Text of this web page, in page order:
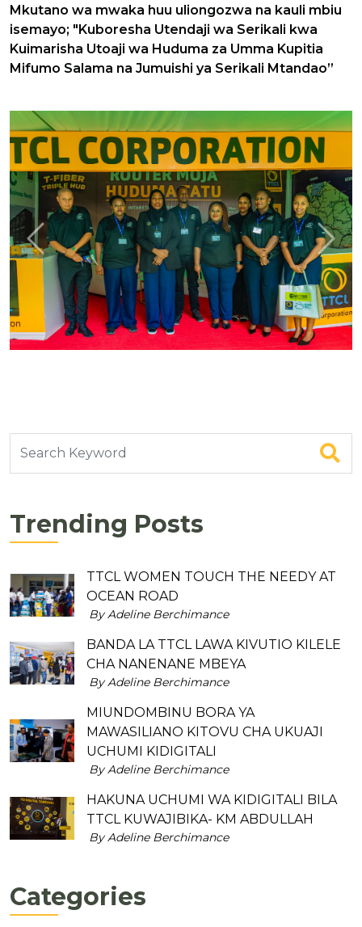
Mkutano wa mwaka huu uliongozwa na kauli mbiu
isemayo; "Kuboresha Utendaji wa Serikali kwa
Kuimarisha Utoaji wa Huduma za Umma Kupitia
Mifumo Salama na Jumuishi ya Serikali Mtandao”
Previous Next
Trending Posts
TTCL WOMEN TOUCH THE NEEDY AT
OCEAN ROAD
By Adeline Berchimance
BANDA LA TTCL LAWA KIVUTIO KILELE
CHA NANENANE MBEYA
By Adeline Berchimance
MIUNDOMBINU BORA YA
MAWASILIANO KITOVU CHA UKUAJI
UCHUMI KIDIGITALI
By Adeline Berchimance
HAKUNA UCHUMI WA KIDIGITALI BILA
TTCL KUWAJIBIKA- KM ABDULLAH
By Adeline Berchimance
Categories